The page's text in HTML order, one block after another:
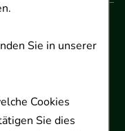
Sie in unserer
Cookies
Sie dies
Uhr
89 71 80 11